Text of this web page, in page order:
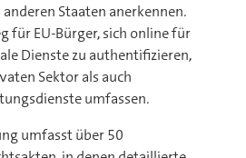
Staaten anerkennen.
für EU-Bürger, sich online für
Dienste zu authentifizieren,
Sektor als auch
umfassen.
umfasst über 50